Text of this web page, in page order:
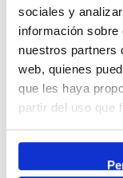
sociales y
información sobre
nuestros partners
web, quienes
que les haya
partir del uso que